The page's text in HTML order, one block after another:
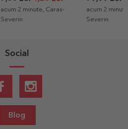
acum 2 minute, Caras-
Severin
Birthday!
acum 2
Severin
Social
Blog